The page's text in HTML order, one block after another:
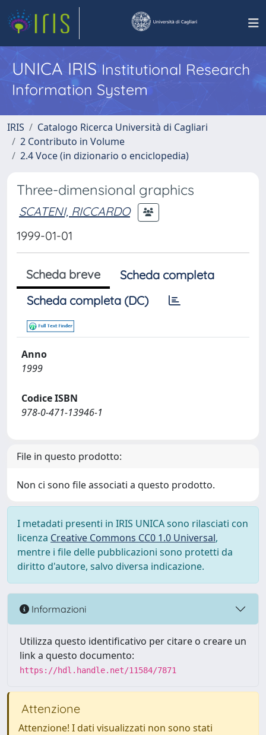
UNICA IRISInstitutional Research
Information System
IRIS
Catalogo Ricerca Università di Cagliari
2 Contributo in Volume
2.4 Voce (in dizionario o enciclopedia)
Three-dimensional graphics
SCATENI, RICCARDO
1999-01-01
Scheda breve
Scheda completa
Scheda completa (DC)
Anno
1999
Codice ISBN
978-0-471-13946-1
File in questo prodotto:
Non ci sono file associati a questo prodotto.
I metadati presenti in IRIS UNICA sono rilasciati con
licenza Creative Commons CC0 1.0 Universal,
mentre i file delle pubblicazioni sono protetti da
diritto d'autore, salvo diversa indicazione.
Informazioni
Utilizza questo identificativo per citare o creare un
link a questo documento:
https://hdl.handle.net/11584/7871
Attenzione
Attenzione! I dati visualizzati non sono stati